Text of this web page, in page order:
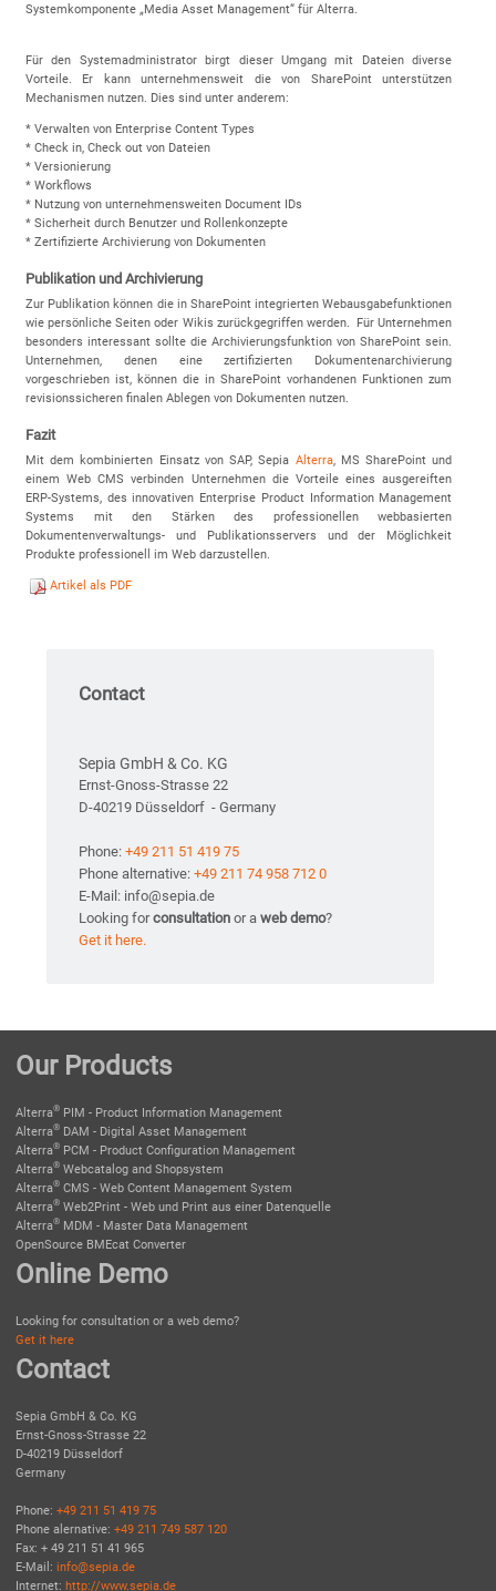
Systemkomponente „Media Asset Management“ für Alterra.
Für den Systemadministrator birgt dieser Umgang mit Dateien diverse
Vorteile. Er kann unternehmensweit die von SharePoint unterstützen
Mechanismen nutzen. Dies sind unter anderem:
* Verwalten von Enterprise Content Types
* Check in, Check out von Dateien
* Versionierung
* Workflows
* Nutzung von unternehmensweiten Document IDs
* Sicherheit durch Benutzer und Rollenkonzepte
* Zertifizierte Archivierung von Dokumenten
Publikation und Archivierung
Zur Publikation können die in SharePoint integrierten Webausgabefunktionen
wie persönliche Seiten oder Wikis zurückgegriffen werden. Für Unternehmen
besonders interessant sollte die Archivierungsfunktion von SharePoint sein.
Unternehmen, denen eine zertifizierten Dokumentenarchivierung
vorgeschrieben ist, können die in SharePoint vorhandenen Funktionen zum
revisionssicheren finalen Ablegen von Dokumenten nutzen.
Fazit
Mit dem kombinierten Einsatz von SAP, Sepia Alterra, MS SharePoint und
einem Web CMS verbinden Unternehmen die Vorteile eines ausgereiften
ERP-Systems, des innovativen Enterprise Product Information Management
Systems mit den Stärken des professionellen webbasierten
Dokumentenverwaltungs- und Publikationsservers und der Möglichkeit
Produkte professionell im Web darzustellen.
Artikel als PDF
Contact
Sepia GmbH & Co. KG
Ernst-Gnoss-Strasse 22
D-40219 Düsseldorf - Germany
Phone: +49 211 51 419 75
Phone alternative: +49 211 74 958 712 0
E-Mail: info@sepia.de
Looking forconsultation or a web demo?
Get it here.
Our Products
Alterra® PIM - Product Information Management
Alterra® DAM - Digital Asset Management
Alterra® PCM - Product Configuration Management
Alterra® Webcatalog and Shopsystem
Alterra® CMS - Web Content Management System
Alterra® Web2Print - Web und Print aus einer Datenquelle
Alterra® MDM - Master Data Management
OpenSource BMEcat Converter
Online Demo
Looking for consultation or a web demo?
Get it here
Contact
Sepia GmbH & Co. KG
Ernst-Gnoss-Strasse 22
D-40219 Düsseldorf
Germany
Phone: +49 211 51 419 75
Phone alernative: +49 211 749 587 120
Fax: + 49 211 51 41 965
E-Mail: info@sepia.de
Internet: http://www.sepia.de